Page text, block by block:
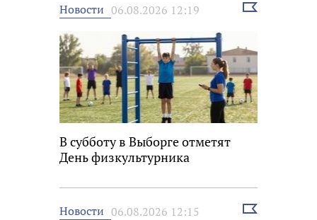
Новости 06.08.2026 12:19
Выбрать
В субботу в Выборге отметят
День физкультурника
Новости 06.08.2026 12:15
Выбрать